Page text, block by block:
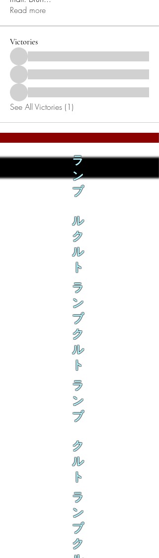
Read more
Victories
See All Victories (1)
ラ
ン
ブ
ル
ク
ル
ト
ラ
ン
ブ
ク
ル
ト
ラ
ン
ブ
ク
ル
ト
ラ
ン
ブ
ク